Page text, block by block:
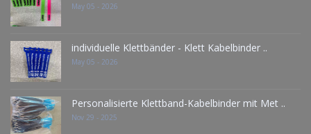
May 05 - 2026
individuelle Klettbänder - Klett Kabelbinder ..
May 05 - 2026
Personalisierte Klettband-Kabelbinder mit Met ..
Nov 29 - 2025